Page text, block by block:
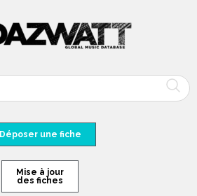
Déposer une fiche
Mise à jour
des fiches